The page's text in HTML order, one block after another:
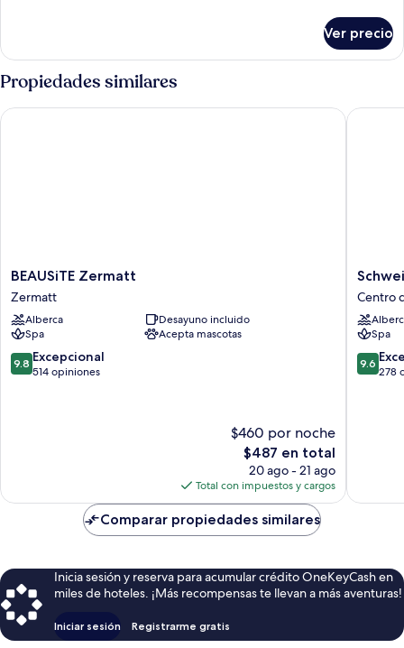
Suite
Ver precio
Propiedades similares
BEAUSiTE
Zermatt
Zermatt
BEAUSiTE Zermatt
Zermatt
Alberca
Desayuno incluido
Spa
Acepta mascotas
9.8
de
9.8 Excepcional
514 opiniones
$460 por noche
El
precio
actual
es
de
$487
$487 en total
20 ago - 21 ago
Total con impuestos y cargos
BEAUSiTE Zermatt
Zermatt
Centro
de
la
ciudad
de
Centro
Spa
9.6
de
9.6
278
Comparar propiedades similares
Inicia sesión y reserva para acumular crédito OneKeyCash en
miles de hoteles. ¡Más recompensas te llevan a más aventuras!
Iniciar sesión Registrarme gratis